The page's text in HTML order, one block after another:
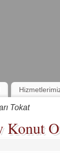
Tokat
Konut